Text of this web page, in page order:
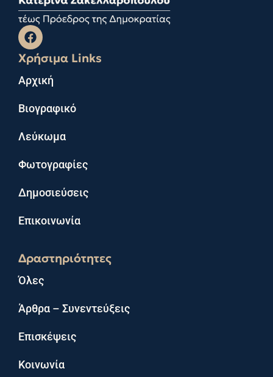
Χρήσιμα Links
Αρχική
Βιογραφικό
Λεύκωμα
Φωτογραφίες
Δημοσιεύσεις
Επικοινωνία
Δραστηριότητες
Όλες
Άρθρα – Συνεντεύξεις
Επισκέψεις
Κοινωνία